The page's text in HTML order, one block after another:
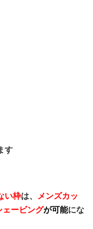
す
い枠は、 メンズカッ
ェービングが可能にな